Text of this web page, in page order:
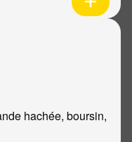
hachée, boursin,